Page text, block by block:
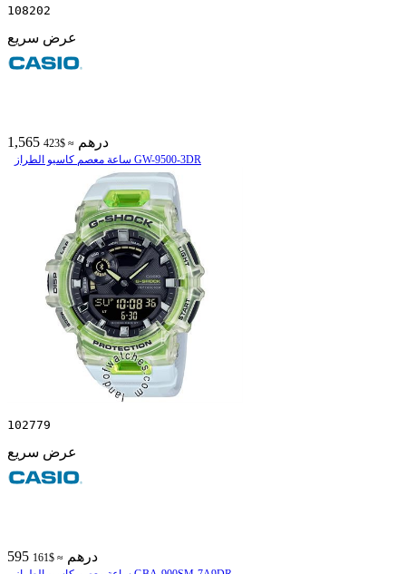
108202
عرض سريع
1,565 درهم ≈ $423
ساعة معصم کاسیو الطراز GW-9500-3DR
102779
عرض سريع
595 درهم ≈ $161